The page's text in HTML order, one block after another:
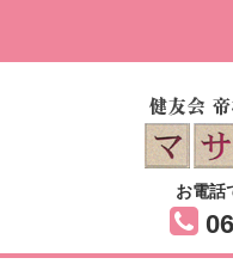
お電話